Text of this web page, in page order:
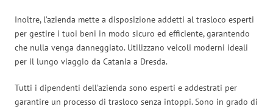
Inoltre, l’azienda mette a disposizione addetti al trasloco esperti
per gestire i tuoi beni in modo sicuro ed efficiente, garantendo
che nulla venga danneggiato. Utilizzano veicoli moderni ideali
per il lungo viaggio da Catania a Dresda.
Tutti i dipendenti dell’azienda sono esperti e addestrati per
garantire un processo di trasloco senza intoppi. Sono in grado di